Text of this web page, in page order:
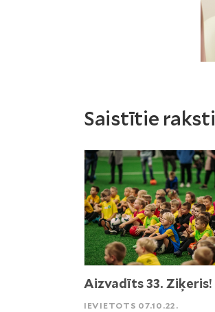
Saistītie raksti
Aizvadīts 33. Ziķeris!
IEVIETOTS 07.10.22.